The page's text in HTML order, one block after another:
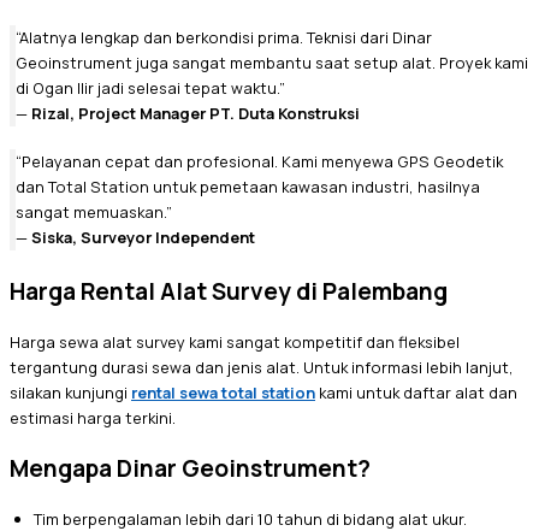
“Alatnya lengkap dan berkondisi prima. Teknisi dari Dinar
Geoinstrument juga sangat membantu saat setup alat. Proyek kami
di Ogan Ilir jadi selesai tepat waktu.”
— Rizal, Project Manager PT. Duta Konstruksi
“Pelayanan cepat dan profesional. Kami menyewa GPS Geodetik
dan Total Station untuk pemetaan kawasan industri, hasilnya
sangat memuaskan.”
—Siska, Surveyor Independent
Harga Rental Alat Survey di Palembang
Harga sewa alat survey kami sangat kompetitif dan fleksibel
tergantung durasi sewa dan jenis alat. Untuk informasi lebih lanjut,
silakan kunjungi rental sewa total station kami untuk daftar alat dan
estimasi harga terkini.
Mengapa Dinar Geoinstrument?
Tim berpengalaman lebih dari 10 tahun di bidang alat ukur.